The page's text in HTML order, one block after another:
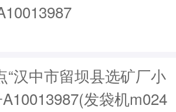
汉中市留坝县选矿厂小
发袋机m024